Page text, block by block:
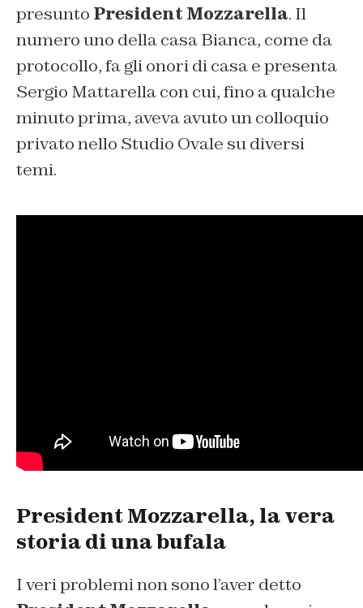
presunto President Mozzarella. Il
numero uno della casa Bianca, come da
protocollo, fa gli onori di casa e presenta
Sergio Mattarella con cui, fino a qualche
minuto prima, aveva avuto un colloquio
privato nello Studio Ovale su diversi
temi.
President Mozzarella, la vera
storia di una bufala
I veri problemi non sono l’aver detto